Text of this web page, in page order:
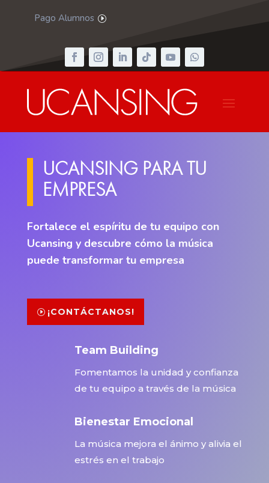
Pago Alumnos
UCANSING PARA TU
EMPRESA
Fortalece el espíritu de tu equipo con
Ucansing y descubre cómo la música
puede transformar tu empresa
¡CONTÁCTANOS!
Team Building
Fomentamos la unidad y confianza
de tu equipo a través de la música
Bienestar Emocional
La música mejora el ánimo y alivia el
estrés en el trabajo